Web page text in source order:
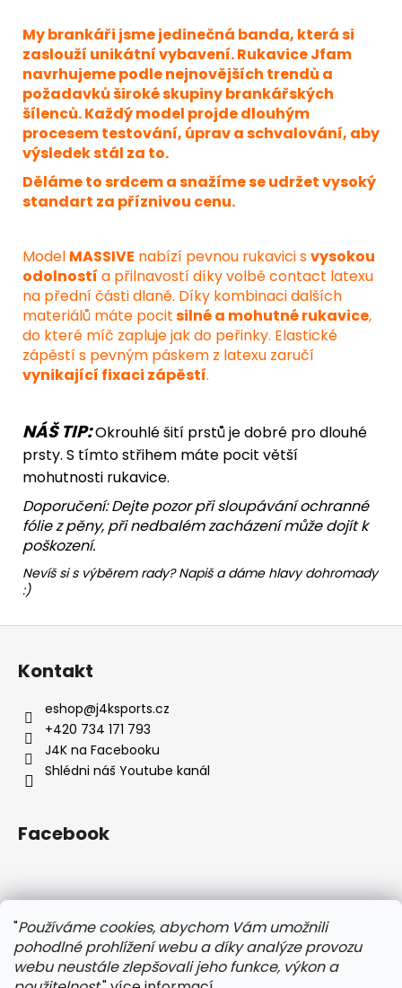
"Používáme cookies, abychom Vám umožnili
pohodlné prohlížení webu a díky analýze provozu
webu neustále zlepšovali jeho funkce, výkon a
My brankáři jsme jedinečná banda, která si
zaslouží unikátní vybavení. Rukavice Jfam
navrhujeme podle nejnovějších trendů a
požadavků široké skupiny brankářských
šílenců. Každý model projde dlouhým
procesem testování, úprav a schvalování, aby
výsledek stál za to.
Děláme to srdcem a snažíme se udržet vysoký
standart za příznivou cenu.
Model MASSIVE nabízí pevnou rukavici svysokou
odolností a přilnavostí díky volbě contact latexu
na přední části dlaně. Díky kombinaci dalších
materiálů máte pocitsilné a mohutné rukavice,
do které míč zapluje jak do peřinky. Elastické
zápěstí s pevným páskem z latexu zaručí
vynikající fixaci zápěstí.
NÁŠ TIP:Okrouhlé šití prstů je dobré pro dlouhé
prsty. S tímto střihem máte pocit větší
mohutnosti rukavice.
Doporučení: Dejte pozor při sloupávání ochranné
fólie z pěny, při nedbalém zacházení může dojít k
poškození.
Nevíš si s výběrem rady? Napiš a dáme hlavy dohromady
:)
Z
Kontakt
eshop@j4ksports.cz
+420 734 171 793
J4K na Facebooku
Shlédni náš Youtube kanál
Facebook
Instagram